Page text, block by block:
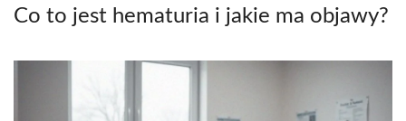
Co to jest hematuria i jakie ma objawy?